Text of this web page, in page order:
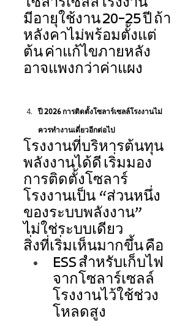
โซลาร์เซลล์โรงงาน
มีอายุใช้งาน 20–25 ปี ถ้า
หลังคาไม่พร้อมตั้งแต่
ต้น ค่าแก้ไขภายหลัง
อาจแพงกว่าค่าแผง
ปี 2026 การติดตั้งโซลาร์เซลล์โรงงานไม่
ควรทำงานเดี่ยวอีกต่อไป
โรงงานที่บริหารต้นทุน
พลังงานได้ดี เริ่มมอง
การติดตั้งโซลาร์
โรงงานเป็น “ส่วนหนึ่ง
ของระบบพลังงาน”
ไม่ใช่ระบบเดียว
สิ่งที่เริ่มเห็นมากขึ้น คือ
ESS สำหรับเก็บไฟ
จากโซลาร์เซลล์
โรงงานไว้ใช้ช่วง
โหลดสูง